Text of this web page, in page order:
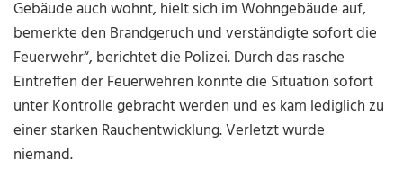
Gebäude auch wohnt, hielt sich im Wohngebäude auf,
bemerkte den Brandgeruch und verständigte sofort die
Feuerwehr“, berichtet die Polizei. Durch das rasche
Eintreffen der Feuerwehren konnte die Situation sofort
unter Kontrolle gebracht werden und es kam lediglich zu
einer starken Rauchentwicklung. Verletzt wurde
niemand.